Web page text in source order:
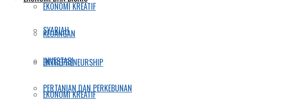
EKONOMI KREATIF
KEUANGAN
INVESTASI
PERTANIAN DAN PERKEBUNAN
SYARIAH
ENTREPRENEURSHIP
EKONOMI KREATIF